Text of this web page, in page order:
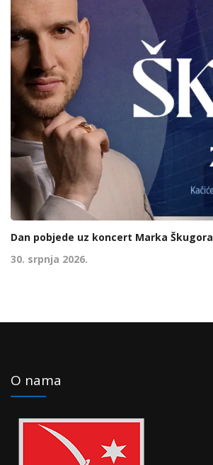
Dan pobjede uz koncert Marka Škugora
30. srpnja 2026.
O nama